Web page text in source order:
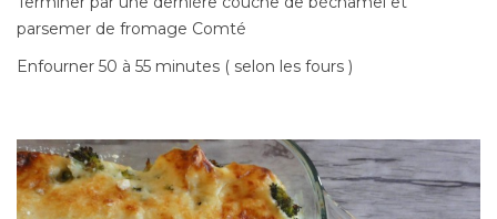
parsemer de fromage Comté
Enfourner 50 à 55 minutes ( selon les fours )